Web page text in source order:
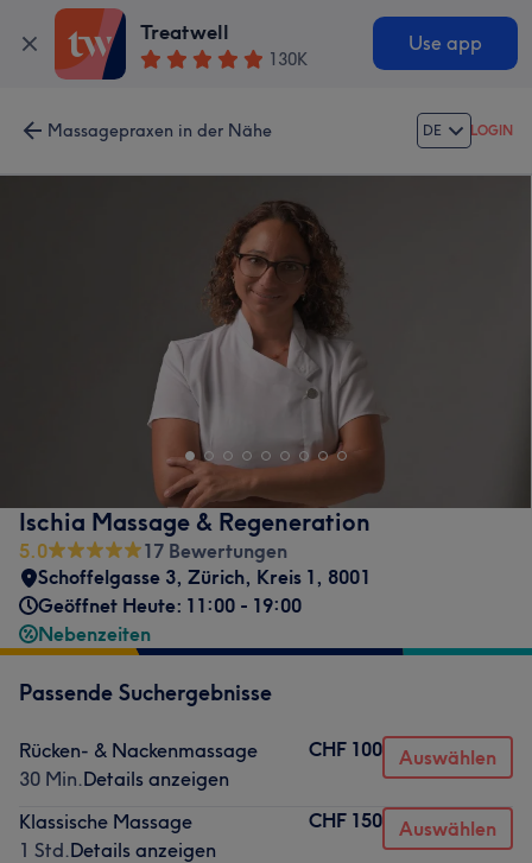
Treatwell
130K
Use app
Massagepraxen in der Nähe DE LOGIN
Ischia Massage & Regeneration
5.0
17 Bewertungen
Schoffelgasse 3, Zürich, Kreis 1, 8001
Geöffnet Heute: 11:00 - 19:00
Nebenzeiten
Passende Suchergebnisse
Rücken- & Nackenmassage
30 Min.Details anzeigen
CHF 100 Auswählen
Klassische Massage
1 Std.Details anzeigen
CHF 150 Auswählen